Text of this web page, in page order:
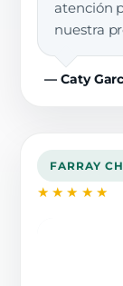
atención
nuestra
— Caty
FARRAY
★★★★★